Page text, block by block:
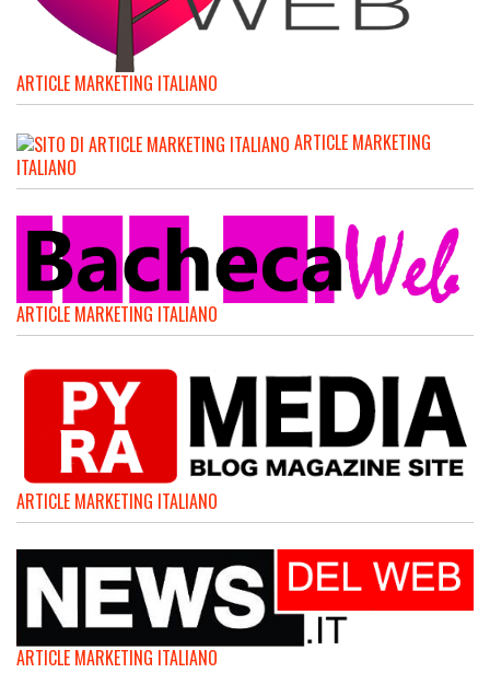
ARTICLE MARKETING ITALIANO
ARTICLE MARKETING
ITALIANO
ARTICLE MARKETING ITALIANO
ARTICLE MARKETING ITALIANO
ARTICLE MARKETING ITALIANO